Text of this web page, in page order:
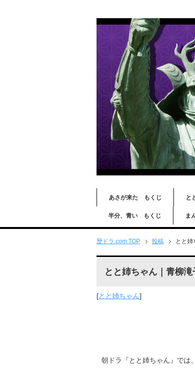
あさが来た もくじ と
半分、青い もくじ ま
歴ドラ.com TOP 投稿 とと姉
とと姉ちゃん｜青柳
[とと姉ちゃん]
朝ドラ『とと姉ちゃん』では